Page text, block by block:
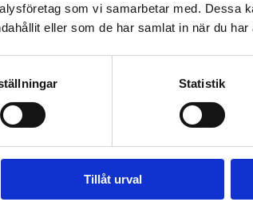
som vi samarbetar med. Dessa
eller som de har samlat in när du
Statistik
Tillåt urval
och bedömning